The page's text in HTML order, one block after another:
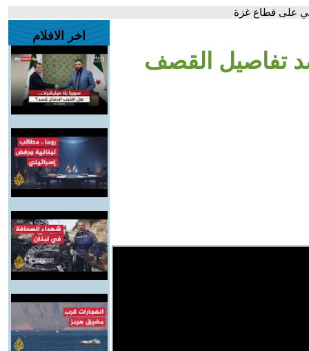
على قطاع غزة
تفاصيل القصف
اخر الافلام